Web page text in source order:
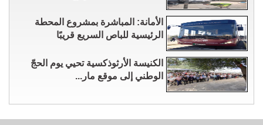
الأمانة: المباشرة بمشروع المحطة
الرئيسية للباص السريع قريبًا
الكنيسة الأرثوذكسية تحيي يوم الحجّ
الوطني إلى موقع مار...